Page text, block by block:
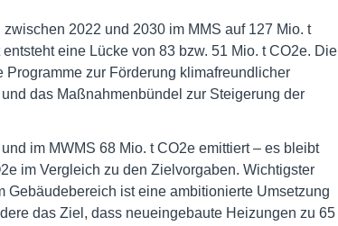
2022 und 2030 im MMS auf 127 Mio. t
eine Lücke von 83 bzw. 51 Mio. t CO2e. Die
zur Förderung klimafreundlicher
das Maßnahmenbündel zur Steigerung der
im MWMS 68 Mio. t CO2e emittiert – es bleibt
im Vergleich zu den Zielvorgaben. Wichtigster
ist eine ambitionierte Umsetzung
das Ziel, dass neueingebaute Heizungen zu 65